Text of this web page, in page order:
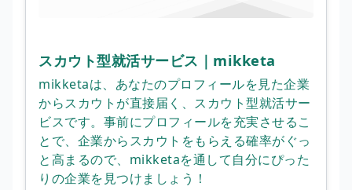
スカウト型就活サービス｜mikketa
mikketaは、あなたのプロフィールを見た企業
からスカウトが直接届く、スカウト型就活サー
ビスです。事前にプロフィールを充実させるこ
とで、企業からスカウトをもらえる確率がぐっ
と高まるので、mikketaを通して自分にぴった
りの企業を見つけましょう！